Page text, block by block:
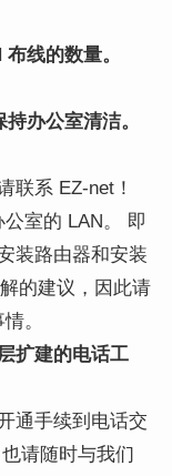
线的数量。
办公室清洁。
联系 EZ-net！
室的 LAN。 即
装路由器和安装
的建议，因此请
。
扩建的电话工
通手续到电话交
请随时与我们